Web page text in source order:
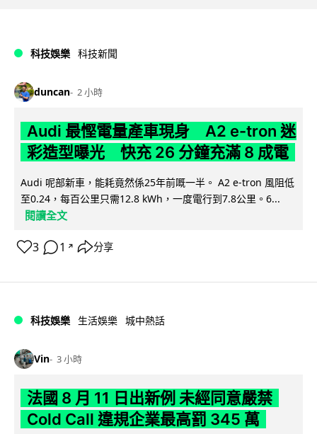
科技娛樂 科技新聞
duncan 2 小時
Audi 最慳電量產車現身 A2 e-tron 迷
彩造型曝光 快充 26 分鐘充滿 8 成電
Audi 呢部新車，能耗竟然係25年前嘅一半。 A2 e-tron 風阻低
至0.24，每百公里只需12.8 kWh，一度電行到7.8公里。6...
閱讀全文
3 1 ↗ 分享
科技娛樂 生活娛樂 城中熱話
Vin 3 小時
法國 8 月 11 日出新例 未經同意嚴禁
Cold Call 違規企業最高罰 345 萬